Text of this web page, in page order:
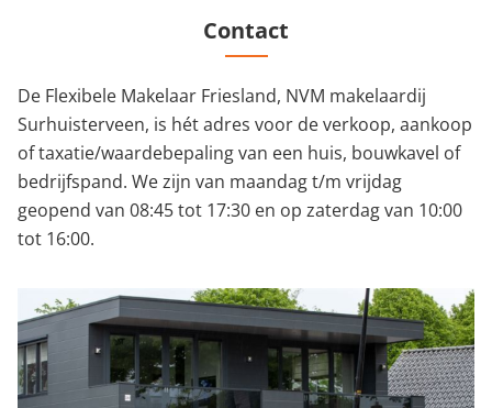
Contact
De Flexibele Makelaar Friesland, NVM makelaardij
Surhuisterveen, is hét adres voor de verkoop, aankoop
of taxatie/waardebepaling van een huis, bouwkavel of
bedrijfspand. We zijn van maandag t/m vrijdag
geopend van 08:45 tot 17:30 en op zaterdag van 10:00
tot 16:00.